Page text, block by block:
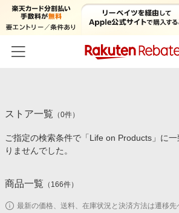
カテゴリー一覧
百貨店・総合ECモール
食品・スイーツ・お酒
イベント一覧
初回購入者限定特典
対象ストア新規限定特典
ストア一覧 （0件）
ご指定の検索条件で「Life on Products」に
りませんでした。
商品一覧 （ 166件）
最新の価格、送料、在庫状況と決済方法は遷移先